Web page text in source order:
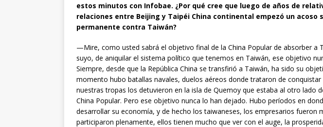
estos minutos con Infobae. ¿Por qué cree que luego de años de
relaciones entre Beijing y Taipéi China continental empezó un acoso
permanente contra Taiwán?
—Mire, como usted sabrá el objetivo final de la China Popular de absorber a
suyo, de aniquilar el sistema político que tenemos en Taiwán, ese objetivo
Siempre, desde que la República China se transfirió a Taiwán, ha sido su
momento hubo batallas navales, duelos aéreos donde trataron de conquistar
nuestras tropas los detuvieron en la isla de Quemoy que estaba al otro lado
China Popular. Pero ese objetivo nunca lo han dejado. Hubo períodos en
desarrollar su economía, y de hecho los taiwaneses, los empresarios fueron
participaron plenamente, ellos tienen mucho que ver con el auge, la